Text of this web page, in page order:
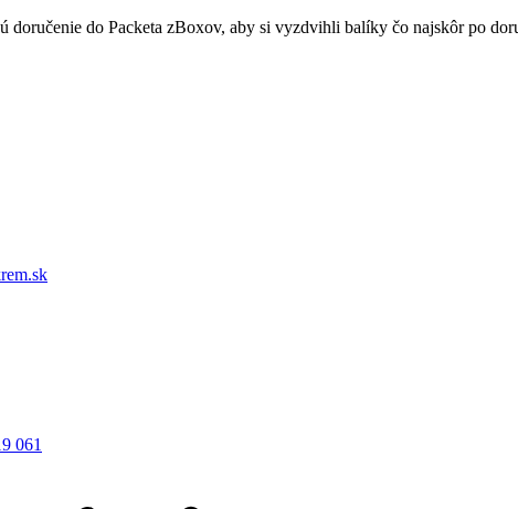
do Packeta zBoxov, aby si vyzdvihli balíky čo najskôr po
061